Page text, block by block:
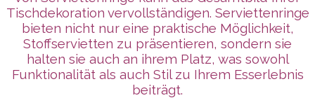
Tischdekoration vervollständigen. Serviettenringe
bieten nicht nur eine praktische Möglichkeit,
Stoffservietten zu präsentieren, sondern sie
halten sie auch an ihrem Platz, was sowohl
Funktionalität als auch Stil zu Ihrem Esserlebnis
beiträgt.